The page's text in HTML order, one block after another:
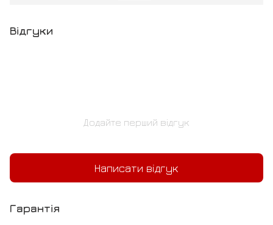
Відгуки
Додайте перший відгук
Написати відгук
Гарантія